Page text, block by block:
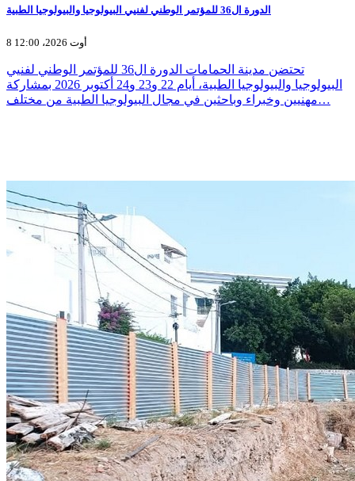
الدورة ال36 للمؤتمر الوطني لفنيي البيولوجيا والبيولوجيا الطبية
8 أوت 2026، 12:00
تحتضن مدينة الحمامات الدورة ال36 للمؤتمر الوطني لفنيي
البيولوجيا والبيولوجيا الطبية، أيام 22 و23 و24 أكتوبر 2026 بمشاركة
مهنيين وخبراء وباحثين في مجال البيولوجيا الطبية من مختلف…